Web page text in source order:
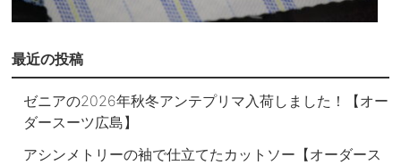
最近の投稿
ゼニアの2026年秋冬アンテプリマ入荷しました！【オー
ダースーツ広島】
アシンメトリーの袖で仕立てたカットソー【オーダース